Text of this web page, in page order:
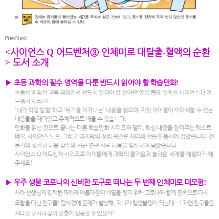
PrevNext
<사이언스 Q 어드벤처③ 인체미로 대탈출-혈액의 순환
> 도서 소개
▶ 초등 과학의 필수 영역을 다룬 반드시 읽어야 할 학습만화!
초등학교 과학 교육 과정에서 반드시 알아야 할 분야만 쏙쏙 뽑아 설계한 사이언스Q 어
드벤처 시리즈!
‘내가 직접 탐험’하고 ‘위기를 이겨내는’ 내용을 읽으며 , 자칫 아이들이 어려워할 수 있는
내용들을 재미있고 주체적으로 배울 수 있습니다.
만화를 읽는 것으로 끝나는 다른 학습만화 시리즈와 달리 ,핵심 내용을 짚어주는 퀘스트
메모,사이언스 노트, 그리고 마지막의 정리 퀴즈로 재미와 학습을 동시에 잡았습니다. 전
문가의 정확한 내용 감수와 최근 연구 자료 내용을 엄선하여 담았습니다.
사이언스Q 어드벤처 시리즈로 아이들에게 과학의 즐거움과 놀라운 세계를 체험하게 해
주세요!
▶ 우주 생물 코로나의 신비한 도구로 떠나는 두 번째 인체미로 대모험!
사라 선생님의 강력한 파워와 아름다움의 비밀을 찾기 위해 코로나와 함께 몸속으로 다시
모험을 떠난 친구들! 탐사정에 문제가 발생해, 지나가 행방불명이 되는데 …! 과연 친구들은
지나를 무사히 찾아 탈출에 성공할 수 있을까?